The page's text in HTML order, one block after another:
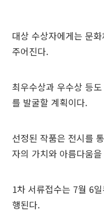
대상 수상자에게는 문
주어진다.
최우수상과 우수상 등
를 발굴할 계획이다.
선정된 작품은 전시를
자의 가치와 아름다움
1차 서류접수는 7월 6
행된다.